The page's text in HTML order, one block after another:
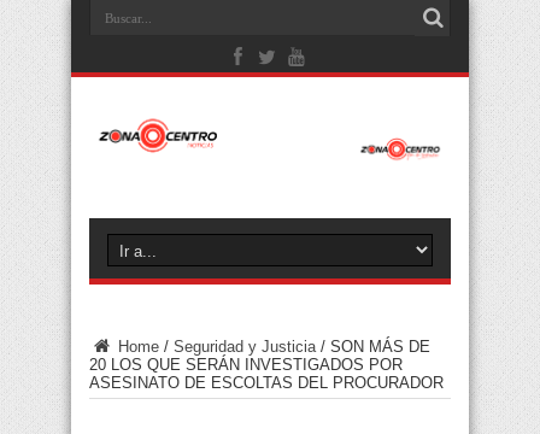
Home / Seguridad y Justicia / SON MÁS DE
20 LOS QUE SERÁN INVESTIGADOS POR
ASESINATO DE ESCOLTAS DEL PROCURADOR